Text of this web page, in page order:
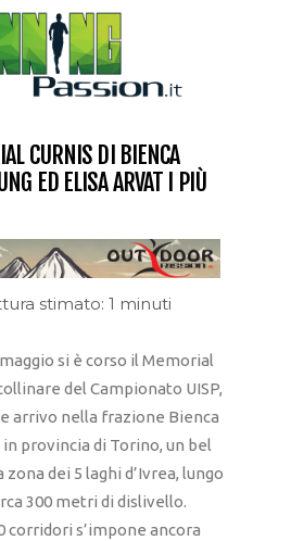
CURNIS DI BIENCA
ED ELISA ARVAT I PIÙ
stimato: 1 minuti
si è corso il Memorial
del Campionato UISP,
arrivo nella frazione Bienca
provincia di Torino, un bel
dei 5 laghi d’Ivrea, lungo
300 metri di dislivello.
corridori s’impone ancora